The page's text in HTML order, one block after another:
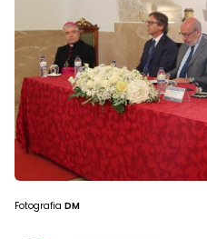
Fotografia DM